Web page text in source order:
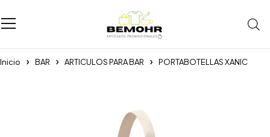
Inicio BAR ARTICULOS PARA BAR PORTABOTELLAS XANIC